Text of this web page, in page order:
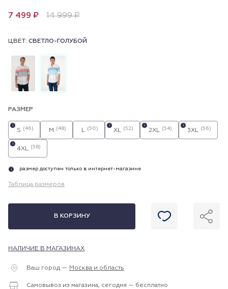
7 499 ₽ 14 999 ₽
ЦВЕТ: СВЕТЛО-ГОЛУБОЙ
РАЗМЕР
S (46)
i
M (48) L (50) XL (52)
i
2XL (54)
i
3XL (56)
i
4XL (58)
i
i размер доступен только в интернет-магазине
Таблица размеров
В КОРЗИНУ
НАЛИЧИЕ В МАГАЗИНАХ
Ваш город — Москва и область
Самовывоз из магазина, сегодня — бесплатно